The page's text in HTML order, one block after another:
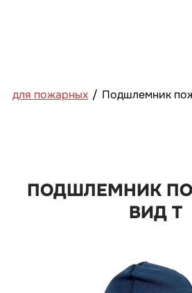
для пожарных / Подшлемник
ПОДШЛЕМНИК
ВИД Т